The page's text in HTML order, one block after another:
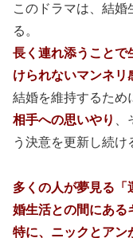
このドラマは、結
る。
長く連れ添うことで
けられないマンネリ
結婚を維持するため
相手への思いやり
う決意を更新し続け
多くの人が夢見る「
婚生活との間にある
特に、ニックとアン